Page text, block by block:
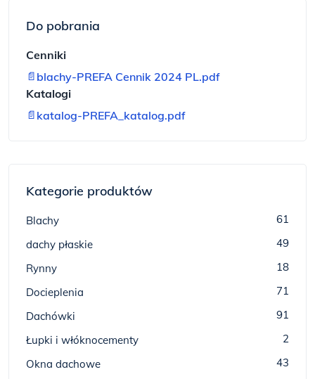
Do pobrania
Cenniki
📄 blachy-PREFA Cennik 2024 PL.pdf
Katalogi
📄 katalog-PREFA_katalog.pdf
Kategorie produktów
Blachy
61
dachy płaskie
49
Rynny
18
Docieplenia
71
Dachówki
91
Łupki i włóknocementy
2
Okna dachowe
43